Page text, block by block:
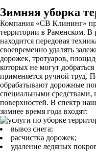
Зимняя уборка
Компания «СВ Клининг»
территории в Раменском. В
находится передовая
своевременно удалять
дорожек, тротуаров,
которых не могут
применяется ручной труд.
обрабатывают дорожные
специальными
поверхностей. В спектр
зимнее время года входят:
вывоз снега;
расчистка дорожек;
удаление ледяных